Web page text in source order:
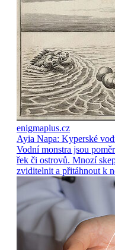
enigmaplus.cz
Ayia Napa: Kyperské
Vodní monstra jsou
řek či ostrovů. Mnozí
zviditelnit a přitáhnout k